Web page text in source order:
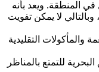
المنطقة. ويعد بأنه
لا يمكن تفويت
والمأكولات التقليدية
للتمتع بالمناظر